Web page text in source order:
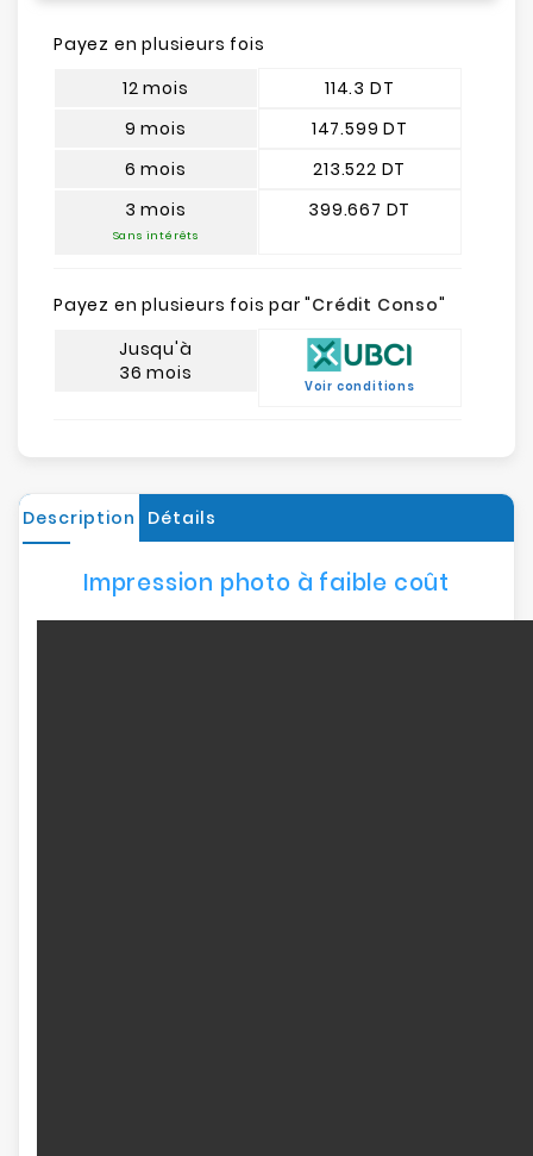
Payez en plusieurs fois
12 mois
9 mois
6 mois
3 mois
Sans intérêts
114.3 DT
147.599 DT
213.522 DT
399.667 DT
Payez en plusieurs fois par "Crédit Conso"
Jusqu'à
36 mois
Voir conditions
Description Détails
Impression photo à faible coût